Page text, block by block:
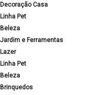
Decoração Casa
Linha Pet
Beleza
Jardim e Ferramentas
Lazer
Linha Pet
Beleza
Brinquedos